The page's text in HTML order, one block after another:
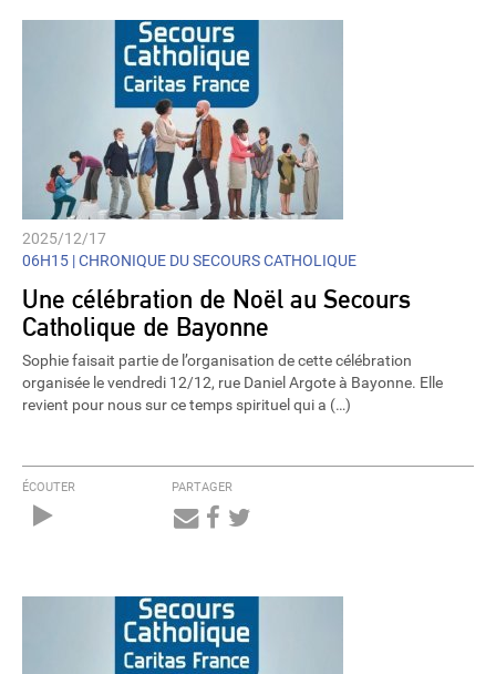
2025/12/17
06H15 |CHRONIQUE DU SECOURS CATHOLIQUE
Une célébration de Noël au Secours
Catholique de Bayonne
Sophie faisait partie de l’organisation de cette célébration
organisée le vendredi 12/12, rue Daniel Argote à Bayonne. Elle
revient pour nous sur ce temps spirituel qui a (…)
ÉCOUTER PARTAGER